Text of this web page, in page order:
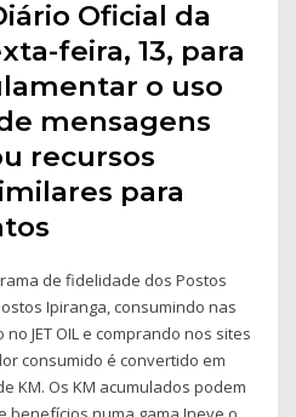
Oficial da
feira, 13, para
o uso
mensagens
recursos
para
de fidelidade dos Postos
Ipiranga, consumindo nas
JET OIL e comprando nos sites
consumido é convertido em
KM. Os KM acumulados podem